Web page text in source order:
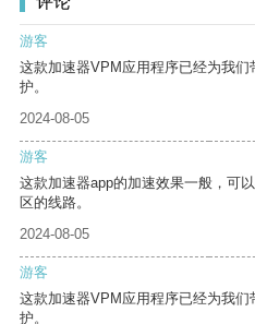
游客
这款加速器VPM应用程序已经为我
护。
2024-08-05
游客
这款加速器app的加速效果一般，可
区的线路。
2024-08-05
游客
这款加速器VPM应用程序已经为我
护。